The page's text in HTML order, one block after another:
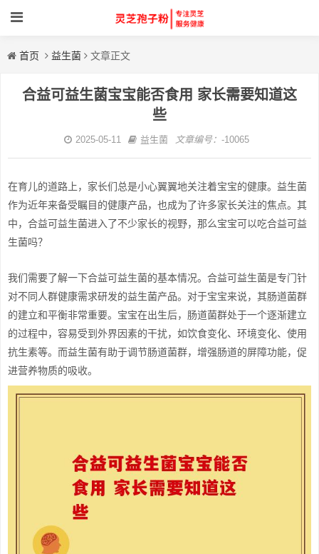
首页 益生菌 文章正文
合益可益生菌宝宝能否食用 家长需要知道这
些
2025-05-11 益生菌 文章编号： -10065
在育儿的道路上，家长们总是小心翼翼地关注着宝宝的健康。益生菌
作为近年来备受瞩目的健康产品，也成为了许多家长关注的焦点。其
中，合益可益生菌进入了不少家长的视野，那么宝宝可以吃合益可益
生菌吗？
我们需要了解一下合益可益生菌的基本情况。合益可益生菌是专门针
对不同人群健康需求研发的益生菌产品。对于宝宝来说，其肠道菌群
的建立和平衡非常重要。宝宝在出生后，肠道菌群处于一个逐渐建立
的过程中，容易受到外界因素的干扰，如饮食变化、环境变化、使用
抗生素等。而益生菌有助于调节肠道菌群，增强肠道的屏障功能，促
进营养物质的吸收。